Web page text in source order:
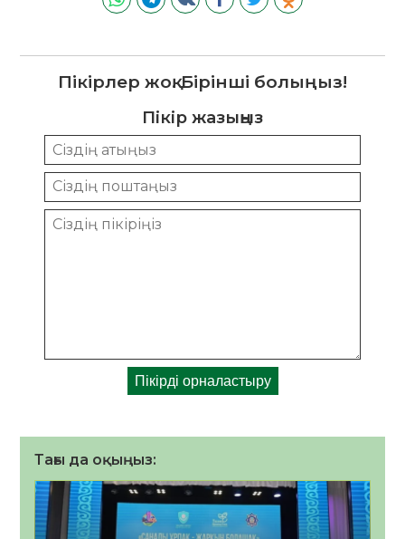
Пікірлер жоқ. Бірінші болыңыз!
Пікір жазыңыз
Тағы да оқыңыз: